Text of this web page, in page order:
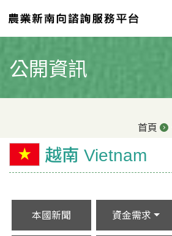
公開資訊
首頁
越南 Vietnam
本國新聞 資金需求